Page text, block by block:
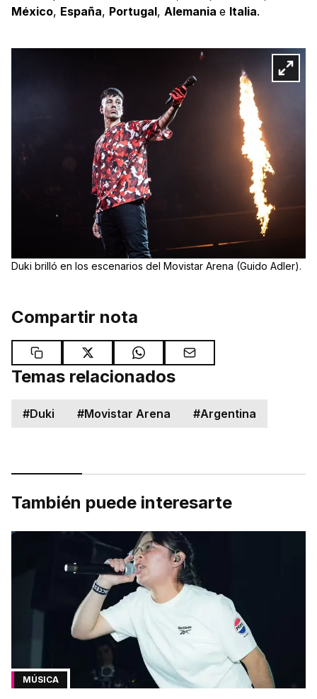
México, España, Portugal, Alemania e Italia.
Duki brilló en los escenarios del Movistar Arena (Guido Adler).
Compartir nota
Temas relacionados
#Duki #Movistar Arena #Argentina
También puede interesarte
MÚSICA